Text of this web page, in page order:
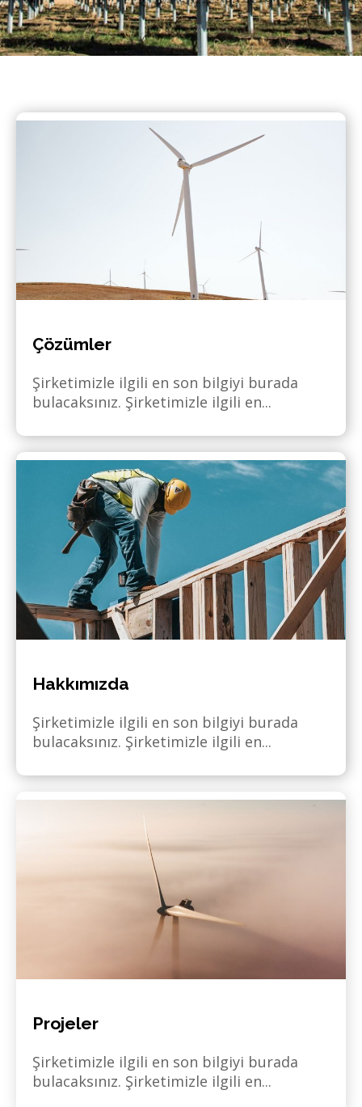
Çözümler
Şirketimizle ilgili en son bilgiyi burada
bulacaksınız. Şirketimizle ilgili en...
Hakkımızda
Şirketimizle ilgili en son bilgiyi burada
bulacaksınız. Şirketimizle ilgili en...
Projeler
Şirketimizle ilgili en son bilgiyi burada
bulacaksınız. Şirketimizle ilgili en...